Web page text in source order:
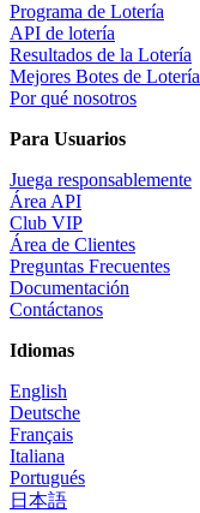
Programa de Lotería
API de lotería
Resultados de la Lotería
Mejores Botes de Lotería
Por qué nosotros
Para Usuarios
Juega responsablemente
Área API
Club VIP
Área de Clientes
Preguntas Frecuentes
Documentación
Contáctanos
Idiomas
English
Deutsche
Français
Italiana
Portugués
日本語